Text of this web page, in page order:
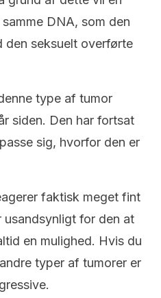
DNA, som den
seksuelt overførte
type af tumor
siden. Den har fortsat
sig, hvorfor den er
faktisk meget fint
usandsynligt for den at
en mulighed. Hvis du
typer af tumorer er